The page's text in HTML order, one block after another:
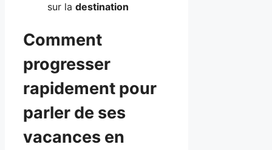
sur la destination
Comment
progresser
rapidement pour
parler de ses
vacances en